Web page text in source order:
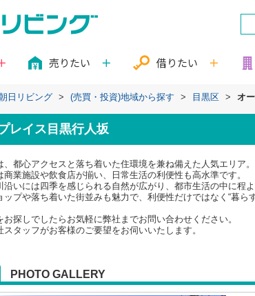
売りたい 借りたい
日リビング > (売買・投資)地域から探す > 目黒区 > オ
レイス目黒行人坂
、都心アクセスと落ち着いた住環境を兼ね備えた人気エリア。
商業施設や飲食店が揃い、日常生活の利便性も高水準です。
沿いには四季を感じられる自然が広がり、都市生活の中に程
ップや落ち着いた街並みも魅力で、利便性だけではなく“暮ら
お探しでしたらお気軽に弊社までお問い合わせください。
タッフがお客様のご要望をお伺いいたします。
PHOTO GALLERY